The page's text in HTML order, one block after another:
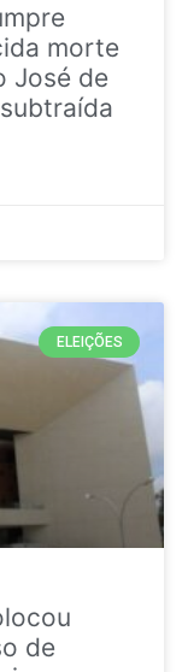
morte
José de
ELEIÇÕES
de